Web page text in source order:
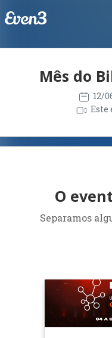
Mês do
12/
Este
O
Separamos